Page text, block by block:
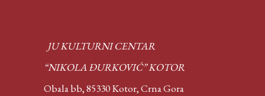
JU KULTURNI CENTAR
“NIKOLA ĐURKOVIĆ” KOTOR
Obala bb, 85330 Kotor,Crna Gora